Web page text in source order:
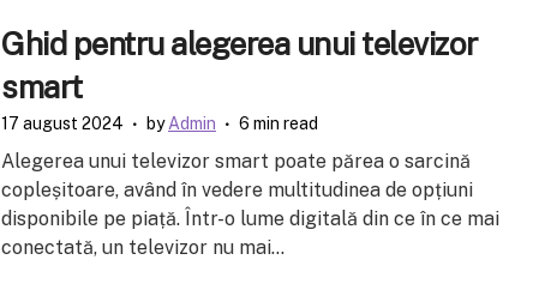
Ghid pentru alegerea unui televizor
smart
17 august 2024 byAdmin 6 min read
Alegerea unui televizor smart poate părea o sarcină
copleșitoare, având în vedere multitudinea de opțiuni
disponibile pe piață. Într-o lume digitală din ce în ce mai
conectată, un televizor nu mai...